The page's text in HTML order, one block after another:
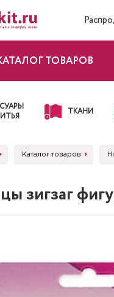
ТОВАРОВ
ТКАНИ
Каталог товаров
зигзаг